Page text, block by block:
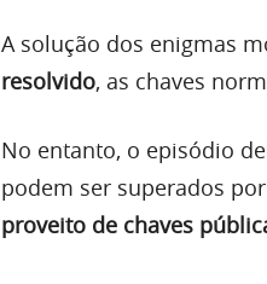
A solução dos enigmas
resolvido, as chaves
No entanto, o episódio
podem ser superados por
proveito de chaves